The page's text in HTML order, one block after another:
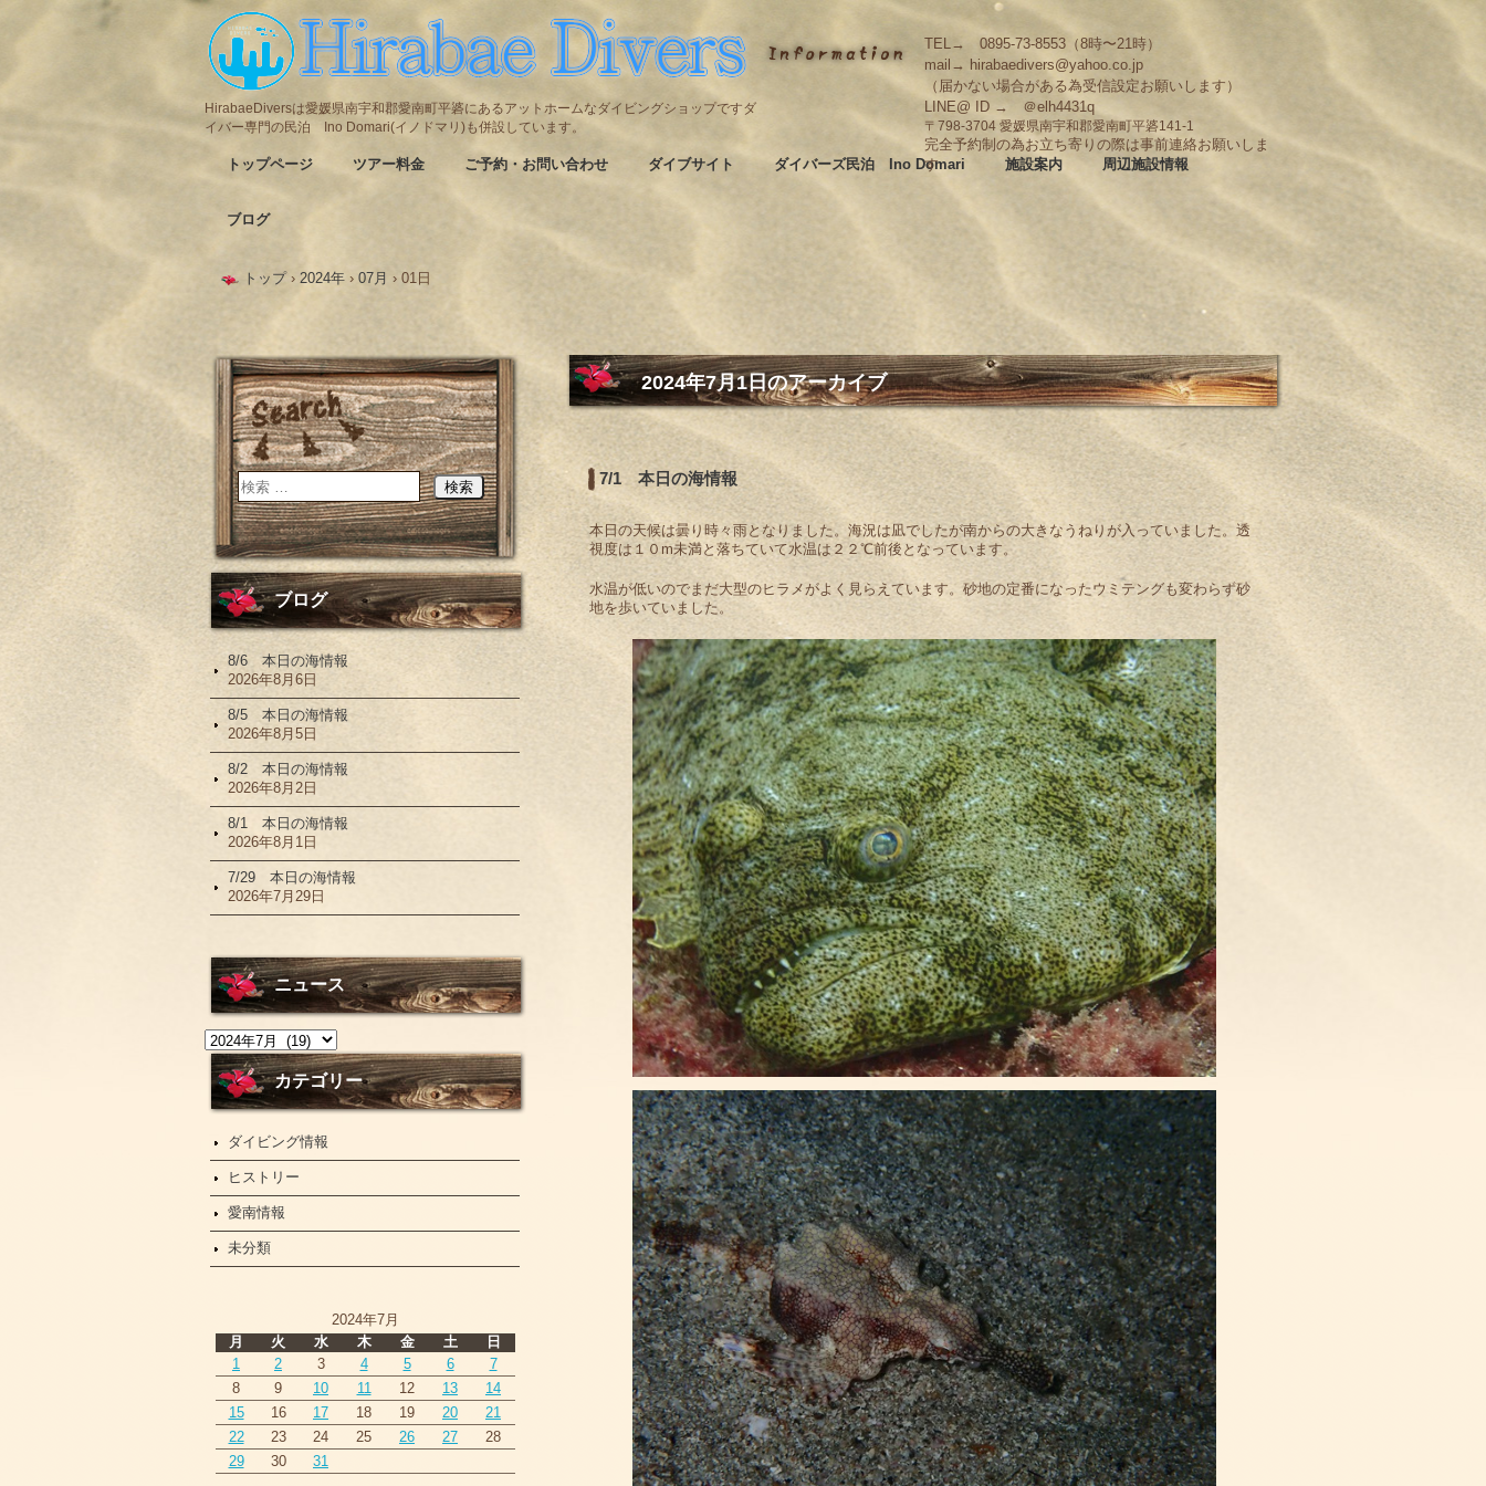
HirabaeDiversは愛媛県南宇和郡愛南町平碆にあるアットホームなダイビングショップですダ
イバー専門の民泊 Ino Domari(イノドマリ)も併設しています。
TEL→ 0895-73-8553（8時〜21時）
mail→ hirabaedivers@yahoo.co.jp
（届かない場合がある為受信設定お願いします）
LINE@ ID → ＠elh4431q
〒798-3704 愛媛県南宇和郡愛南町平碆141-1
完全予約制の為お立ち寄りの際は事前連絡お願いしま
す
トップページ ツアー料金 ご予約・お問い合わせ ダイブサイト ダイバーズ民泊 Ino Domari 施設案内 周辺施設情報
ブログ
トップ › 2024年 › 07月 › 01日
2024年7月1日のアーカイブ
7/1 本日の海情報
本日の天候は曇り時々雨となりました。海況は凪でしたが南からの大きなうねりが入っていました。透
視度は１０m未満と落ちていて水温は２２℃前後となっています。
水温が低いのでまだ大型のヒラメがよく見らえています。砂地の定番になったウミテングも変わらず砂
地を歩いていました。
ブログ
8/6 本日の海情報
2026年8月6日
8/5 本日の海情報
2026年8月5日
8/2 本日の海情報
2026年8月2日
8/1 本日の海情報
2026年8月1日
7/29 本日の海情報
2026年7月29日
ニュース
ニ
ュ
ー
カテゴリー
ダイビング情報
ヒストリー
愛南情報
未分類
2024年7月
月
火 水 木 金 土
日
1
2 3 4 5 6
7
8
9 10 11 12 13
14
15
16 17 18 19 20
21
22
23 24 25 26 27
28
29
30 31